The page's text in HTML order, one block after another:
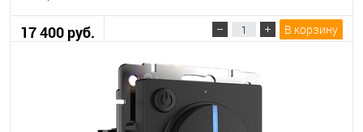
17 400 руб. В корзину